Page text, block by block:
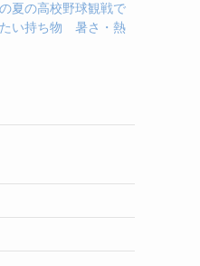
夏の高校野球観戦で
い持ち物 暑さ・熱